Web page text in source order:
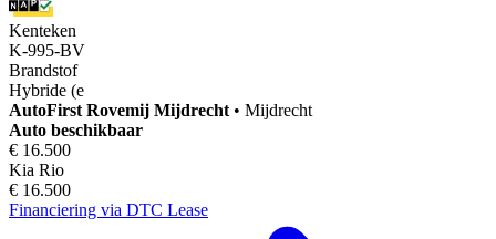
Kenteken
K-995-BV
Brandstof
Hybride (e
AutoFirst Rovemij Mijdrecht • Mijdrecht
Auto beschikbaar
€ 16.500
Kia Rio
€ 16.500
Financiering via DTC Lease